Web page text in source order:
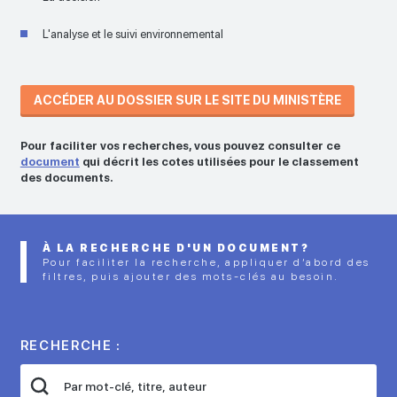
L'analyse et le suivi environnemental
ACCÉDER AU DOSSIER SUR LE SITE DU MINISTÈRE
Pour faciliter vos recherches, vous pouvez consulter ce
document qui décrit les cotes utilisées pour le classement
des documents.
À LA RECHERCHE D'UN DOCUMENT?
Pour faciliter la recherche, appliquer d’abord des
filtres, puis ajouter des mots-clés au besoin.
RECHERCHE :